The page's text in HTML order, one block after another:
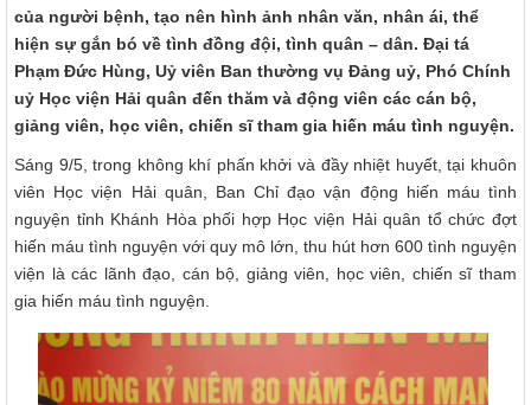
của người bệnh, tạo nên hình ảnh nhân văn, nhân ái, thể
hiện sự gắn bó về tình đồng đội, tình quân – dân. Đại tá
Phạm Đức Hùng, Uỷ viên Ban thường vụ Đảng uỷ, Phó Chính
uỷ Học viện Hải quân đến thăm và động viên các cán bộ,
giảng viên, học viên, chiến sĩ tham gia hiến máu tình nguyện.
Sáng 9/5, trong không khí phấn khởi và đầy nhiệt huyết, tại khuôn
viên Học viện Hải quân, Ban Chỉ đạo vận động hiến máu tình
nguyện tỉnh Khánh Hòa phối hợp Học viện Hải quân tổ chức đợt
hiến máu tình nguyện với quy mô lớn, thu hút hơn 600 tình nguyện
viện là các lãnh đạo, cán bộ, giảng viên, học viên, chiến sĩ tham
gia hiến máu tình nguyện.